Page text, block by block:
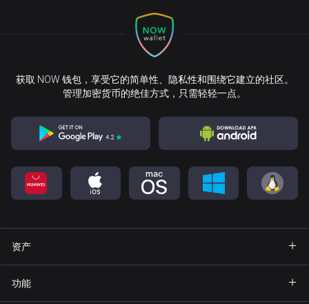
获取 NOW 钱包，享受它的简单性、隐私性和围绕它建立的社区。
管理加密货币的绝佳方式，只需轻轻一点。
资产
功能